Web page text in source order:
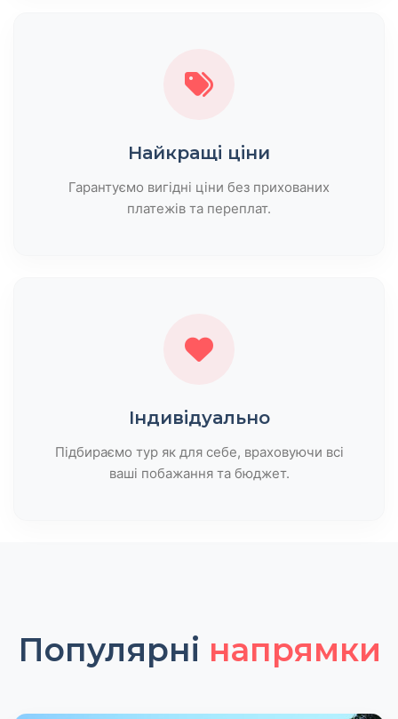
Найкращі ціни
Гарантуємо вигідні ціни без прихованих
платежів та переплат.
Індивідуально
Підбираємо тур як для себе, враховуючи всі
ваші побажання та бюджет.
Популярні напрямки